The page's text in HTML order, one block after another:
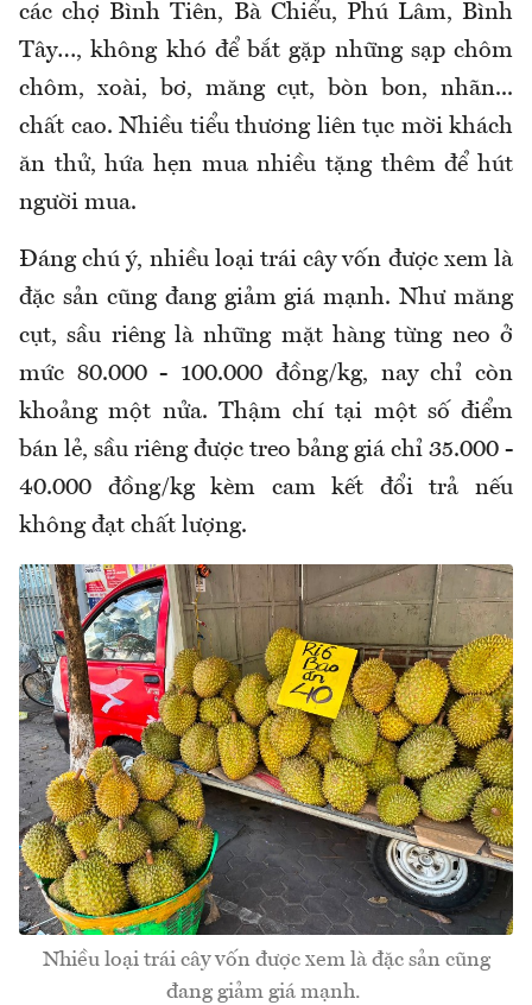
các chợ Bình Tiên, Bà Chiểu, Phú Lâm, Bình
Tây…, không khó để bắt gặp những sạp chôm
chôm, xoài, bơ, măng cụt, bòn bon, nhãn...
chất cao. Nhiều tiểu thương liên tục mời khách
ăn thử, hứa hẹn mua nhiều tặng thêm để hút
người mua.
Đáng chú ý, nhiều loại trái cây vốn được xem là
đặc sản cũng đang giảm giá mạnh. Như măng
cụt, sầu riêng là những mặt hàng từng neo ở
mức 80.000 - 100.000 đồng/kg, nay chỉ còn
khoảng một nửa. Thậm chí tại một số điểm
bán lẻ, sầu riêng được treo bảng giá chỉ 35.000 -
40.000 đồng/kg kèm cam kết đổi trả nếu
không đạt chất lượng.
Nhiều loại trái cây vốn được xem là đặc sản cũng
đang giảm giá mạnh.